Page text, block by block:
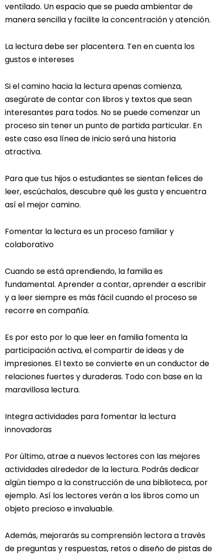
ventilado. Un espacio que se pueda ambientar de
manera sencilla y facilite la concentración y atención.
La lectura debe ser placentera. Ten en cuenta los
gustos e intereses
Si el camino hacia la lectura apenas comienza,
asegúrate de contar con libros y textos que sean
interesantes para todos. No se puede comenzar un
proceso sin tener un punto de partida particular. En
este caso esa línea de inicio será una historia
atractiva.
Para que tus hijos o estudiantes se sientan felices de
leer, escúchalos, descubre qué les gusta y encuentra
así el mejor camino.
Fomentar la lectura es un proceso familiar y
colaborativo
Cuando se está aprendiendo, la familia es
fundamental. Aprender a contar, aprender a escribir
y a leer siempre es más fácil cuando el proceso se
recorre en compañía.
Es por esto por lo que leer en familia fomenta la
participación activa, el compartir de ideas y de
impresiones. El texto se convierte en un conductor de
relaciones fuertes y duraderas. Todo con base en la
maravillosa lectura.
Integra actividades para fomentar la lectura
innovadoras
Por último, atrae a nuevos lectores con las mejores
actividades alrededor de la lectura. Podrás dedicar
algún tiempo a la construcción de una biblioteca, por
ejemplo. Así los lectores verán a los libros como un
objeto precioso e invaluable.
Además, mejorarás su comprensión lectora a través
de preguntas y respuestas, retos o diseño de pistas de